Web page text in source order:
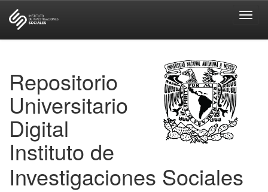
Repositorio
Universitario
Digital
Instituto de
Investigaciones Sociales